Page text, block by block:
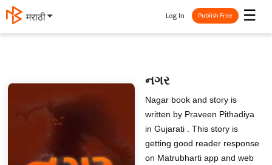
मराठी ☰
Log In Publish Free
નગર
Nagar book and story is
written by Praveen Pithadiya
in Gujarati . This story is
getting good reader response
on Matrubharti app and web